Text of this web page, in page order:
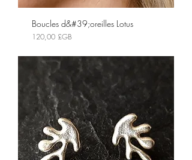
Boucles d&#39;oreilles Lotus
Prix
120,00 £GB